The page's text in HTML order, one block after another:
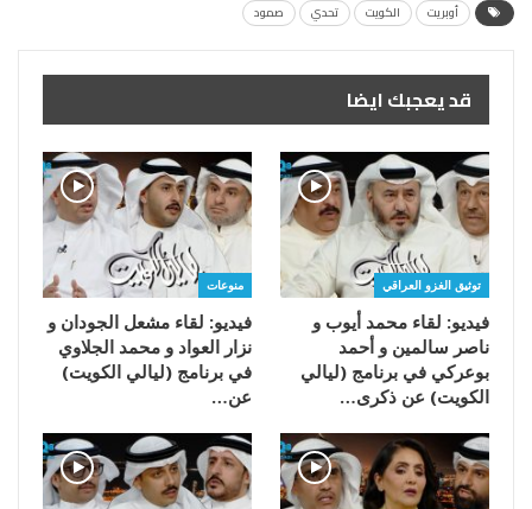
أوبريت الكويت تحدي صمود
قد يعجبك ايضا
توثيق الغزو العراقي
فيديو: لقاء محمد أيوب و
ناصر سالمين و أحمد
بوعركي في برنامج (ليالي
الكويت) عن ذكرى…
منوعات
فيديو: لقاء مشعل الجودان و
نزار العواد و محمد الجلاوي
في برنامج (ليالي الكويت)
عن…